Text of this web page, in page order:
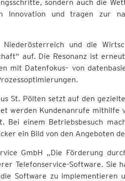
sondern auch die
und tragen zur
und die
auf. Die Resonanz ist
mit Datenfokus– von
St. Pölten setzt auf den
werden Kundenanrufe mithilfe
einem Betriebsbesuch
ein Bild von den Angeboten
GmbH „Die Förderung
Telefonservice-Software. Sie
Software zu implementieren